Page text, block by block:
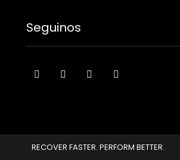
Seguinos
RECOVER FASTER. PERFORM BETTER.